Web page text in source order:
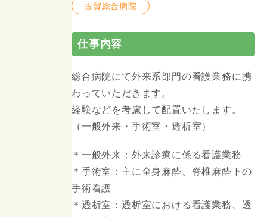
古賀総合病院
仕事内容
総合病院にて外来系部門の看護業務に携
わっていただきます。
経験などを考慮して配置いたします。
（一般外来・手術室・透析室）
＊一般外来：外来診療に係る看護業務
＊手術室：主に全身麻酔、脊椎麻酔下の
手術看護
＊透析室：透析室における看護業務、透